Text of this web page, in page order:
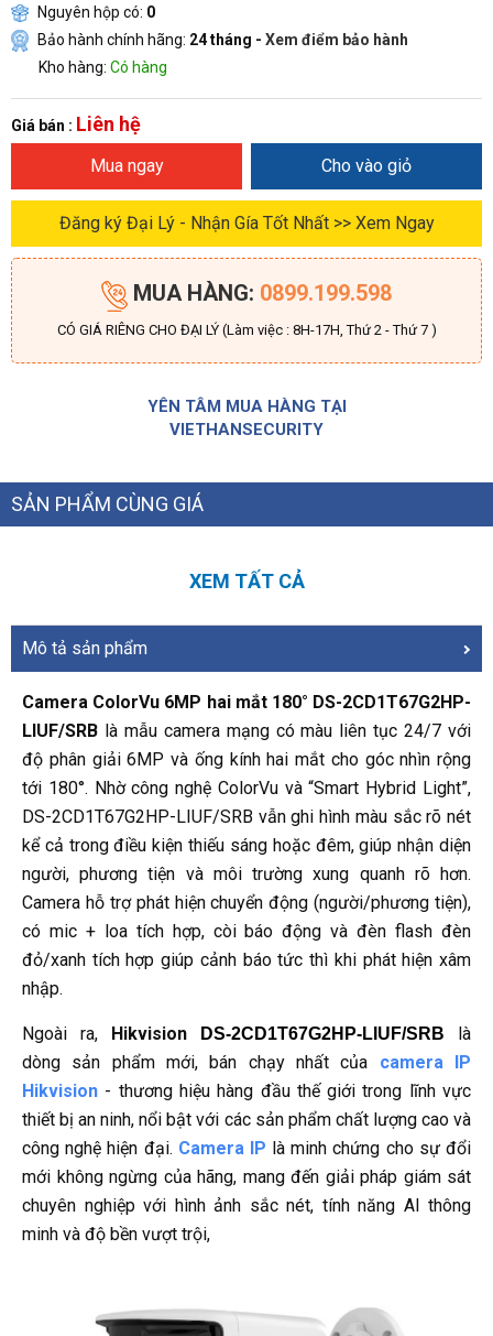
Nguyên hộp có: 0
Bảo hành chính hãng: 24 tháng - Xem điểm bảo hành
Kho hàng: Có hàng
Giá bán : Liên hệ
Mua ngay Cho vào giỏ
Đăng ký Đại Lý - Nhận Gía Tốt Nhất >> Xem Ngay
MUA HÀNG: 0899.199.598
CÓ GIÁ RIÊNG CHO ĐẠI LÝ (Làm việc : 8H-17H, Thứ 2 - Thứ 7 )
YÊN TÂM MUA HÀNG TẠI
VIETHANSECURITY
SẢN PHẨM CÙNG GIÁ
XEM TẤT CẢ
Mô tả sản phẩm
Camera ColorVu 6MP hai mắt 180° DS-2CD1T67G2HP-
LIUF/SRB là mẫu camera mạng có màu liên tục 24/7 với
độ phân giải 6MP và ống kính hai mắt cho góc nhìn rộng
tới 180°. Nhờ công nghệ ColorVu và “Smart Hybrid Light”,
DS-2CD1T67G2HP-LIUF/SRB vẫn ghi hình màu sắc rõ nét
kể cả trong điều kiện thiếu sáng hoặc đêm, giúp nhận diện
người, phương tiện và môi trường xung quanh rõ hơn.
Camera hỗ trợ phát hiện chuyển động (người/phương tiện),
có mic + loa tích hợp, còi báo động và đèn flash đèn
đỏ/xanh tích hợp giúp cảnh báo tức thì khi phát hiện xâm
nhập.
Ngoài ra, Hikvision DS-2CD1T67G2HP-LIUF/SRB
là
dòng sản phẩm mới, bán chạy nhất của camera IP
Hikvision - thương hiệu hàng đầu thế giới trong lĩnh vực
thiết bị an ninh, nổi bật với các sản phẩm chất lượng cao và
công nghệ hiện đại. Camera IP là minh chứng cho sự đổi
mới không ngừng của hãng, mang đến giải pháp giám sát
chuyên nghiệp với hình ảnh sắc nét, tính năng AI thông
minh và độ bền vượt trội,